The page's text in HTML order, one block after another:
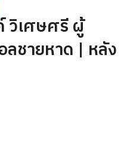
เศษศรี ผู้
ชายหาด | หลัง